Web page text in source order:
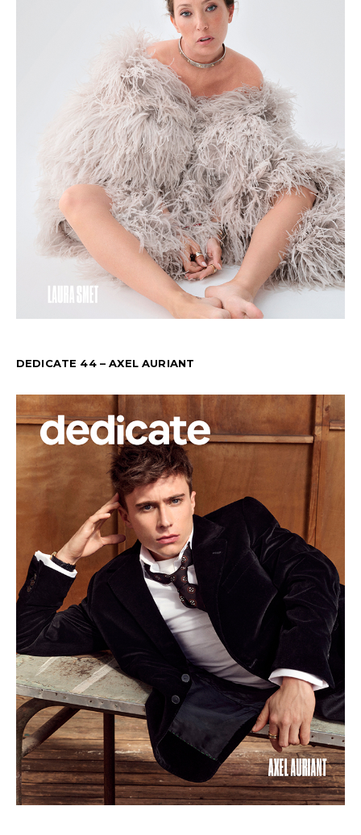
DEDICATE 44 – AXEL AURIANT